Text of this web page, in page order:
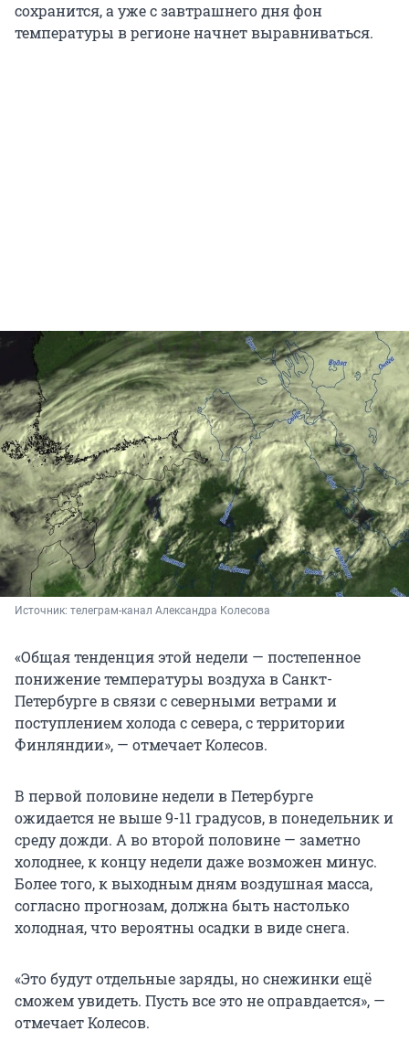
сохранится, а уже с завтрашнего дня фон
температуры в регионе начнет выравниваться.
Источник: телеграм-канал Александра Колесова
«Общая тенденция этой недели — постепенное
понижение температуры воздуха в Санкт-
Петербурге в связи с северными ветрами и
поступлением холода с севера, с территории
Финляндии», — отмечает Колесов.
В первой половине недели в Петербурге
ожидается не выше 9-11 градусов, в понедельник и
среду дожди. А во второй половине — заметно
холоднее, к концу недели даже возможен минус.
Более того, к выходным дням воздушная масса,
согласно прогнозам, должна быть настолько
холодная, что вероятны осадки в виде снега.
«Это будут отдельные заряды, но снежинки ещё
сможем увидеть. Пусть все это не оправдается», —
отмечает Колесов.